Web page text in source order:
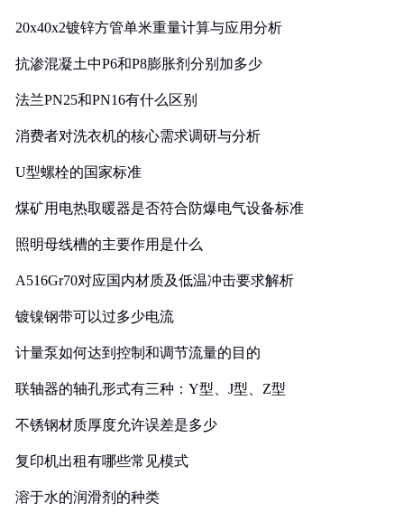
20x40x2镀锌方管单米重量计算与应用分析
抗渗混凝土中P6和P8膨胀剂分别加多少
法兰PN25和PN16有什么区别
消费者对洗衣机的核心需求调研与分析
U型螺栓的国家标准
煤矿用电热取暖器是否符合防爆电气设备标准
照明母线槽的主要作用是什么
A516Gr70对应国内材质及低温冲击要求解析
镀镍钢带可以过多少电流
计量泵如何达到控制和调节流量的目的
联轴器的轴孔形式有三种：Y型、J型、Z型
不锈钢材质厚度允许误差是多少
复印机出租有哪些常见模式
溶于水的润滑剂的种类